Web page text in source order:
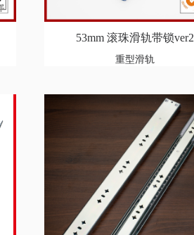
53mm 滚珠滑轨带锁ver2
重型滑轨